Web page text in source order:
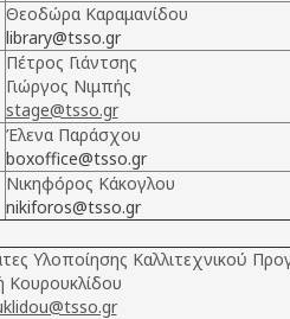
Θεοδώρα Καραμανίδου
library@tsso.gr
Πέτρος Γιάντσης
Γιώργος Νιμπής
stage@tsso.gr
Έλενα Παράσχου
boxoffice@tsso.gr
Νικηφόρος Κάκογλου
nikiforos@tsso.gr
Υλοποίησης Καλλιτεχνικού
Κουρουκλίδου